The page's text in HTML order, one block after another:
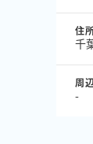
住
千
周
-